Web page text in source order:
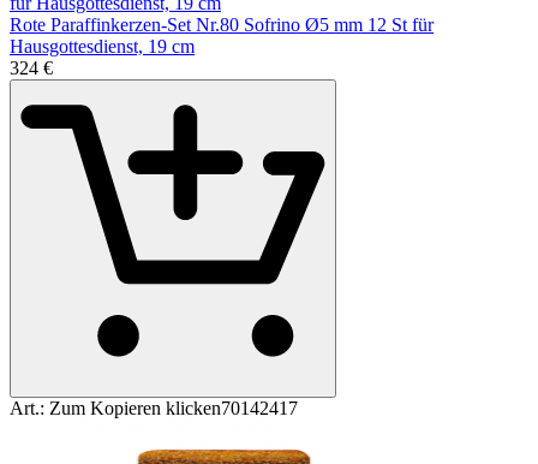
Rote Paraffinkerzen-Set Nr.80 Sofrino Ø5 mm 12 St für
Hausgottesdienst, 19 cm
324 €
Art.: Zum Kopieren klicken70142417